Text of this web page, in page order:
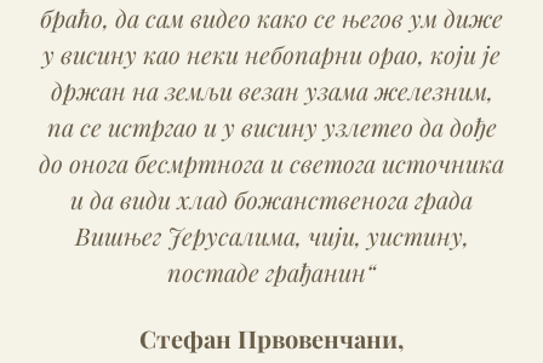
Бога у лепоти вишњега Јерусалима, у
Царству небеском“.
патријарх српски Господин
Герман (1899-1991),
говор на прослави
Осам векова Манастира Студенице
1986. године